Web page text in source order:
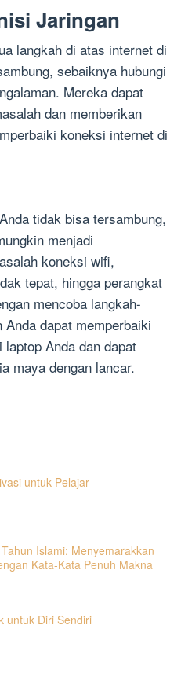
Jaringan
langkah di atas internet di
sebaiknya hubungi
Mereka dapat
dan memberikan
koneksi internet di
tidak bisa tersambung,
menjadi
koneksi wifi,
tepat, hingga perangkat
mencoba langkah-
dapat memperbaiki
Anda dan dapat
maya dengan lancar.
untuk Pelajar
Islami: Menyemarakkan
Kata-Kata Penuh Makna
untuk Diri Sendiri